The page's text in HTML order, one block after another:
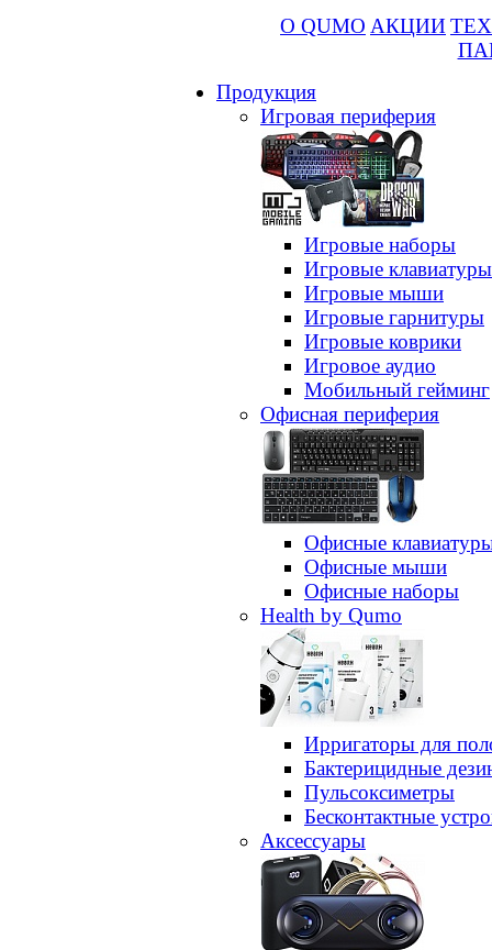
О QUMO АКЦИИ
Продукция
Игровая периферия
Игровые наборы
Игровые клавиатуры
Игровые мыши
Игровые гарнитуры
Игровые коврики
Игровое аудио
Мобильный гейминг
Офисная периферия
Офисные
Офисные мыши
Офисные наборы
Health by Qumo
Ирригаторы для
Бактерицидные
Пульсоксиметры
Бесконтактные
Аксессуары